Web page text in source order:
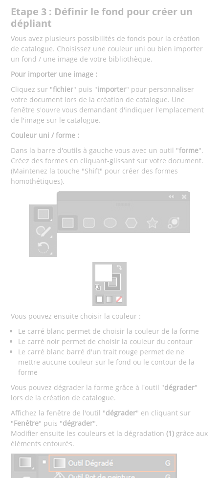
Etape 3 : Définir le fond pour créer un
dépliant
Vous avez plusieurs possibilités de fonds pour la création
de catalogue. Choisissez une couleur uni ou bien importer
un fond / une image de votre bibliothèque.
Pour importer une image :
Cliquez sur "fichier" puis "importer" pour personnaliser
votre document lors de la création de catalogue. Une
fenêtre s'ouvre vous demandant d'indiquer l'emplacement
de l'image sur le catalogue.
Couleur uni / forme :
Dans la barre d'outils à gauche vous avec un outil "forme".
Créez des formes en cliquant-glissant sur votre document.
(Maintenez la touche "Shift" pour créer des formes
homothétiques).
Vous pouvez ensuite choisir la couleur :
Le carré blanc permet de choisir la couleur de la forme
Le carré noir permet de choisir la couleur du contour
Le carré blanc barré d'un trait rouge permet de ne
mettre aucune couleur sur le fond ou le contour de la
forme
Vous pouvez dégrader la forme grâce à l'outil "dégrader"
lors de la création de catalogue.
Affichez la fenêtre de l'outil "dégrader" en cliquant sur
"Fenêtre" puis "dégrader".
Modifier ensuite les couleurs et la dégradation(1) grâce aux
éléments entourés.